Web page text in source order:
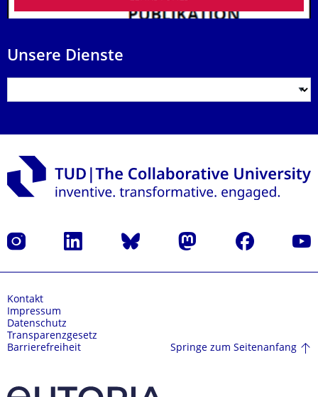
Unsere Dienste
Instagram LinkedIn Bluesky Mastodon Facebook
Kontakt
Impressum
Datenschutz
Transparenzgesetz
Barrierefreiheit
Springe zum Seitenanfang